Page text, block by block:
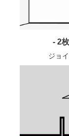
- 2
ジョ